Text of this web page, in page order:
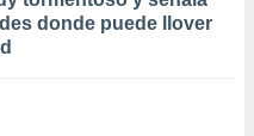
donde puede llover